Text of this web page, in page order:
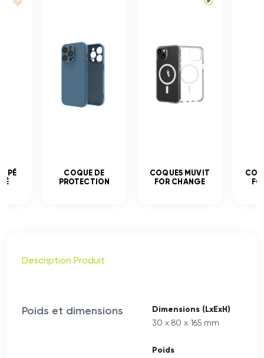
COQUE DE
PROTECTION
COQUES MUVIT
FOR CHANGE
Description Produit
Poids et dimensions Dimensions (LxExH)
30 x 80 x 165 mm
Poids